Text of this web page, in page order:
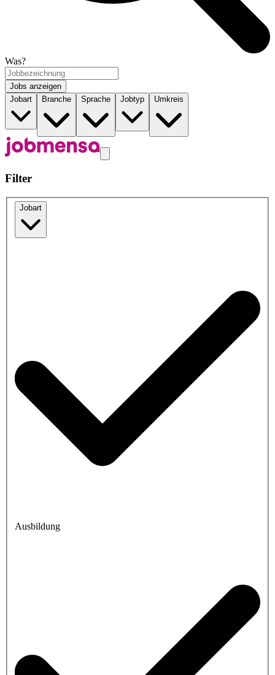
Was?
Jobs anzeigen
Jobart
Branche Sprache Jobtyp Umkreis
Filter
Jobart
Ausbildung